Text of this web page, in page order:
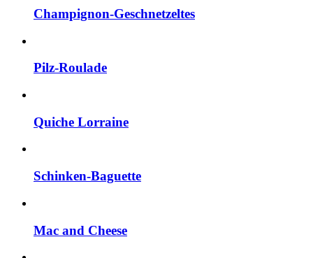
Champignon-Geschnetzeltes
Pilz-Roulade
Quiche Lorraine
Schinken-Baguette
Mac and Cheese